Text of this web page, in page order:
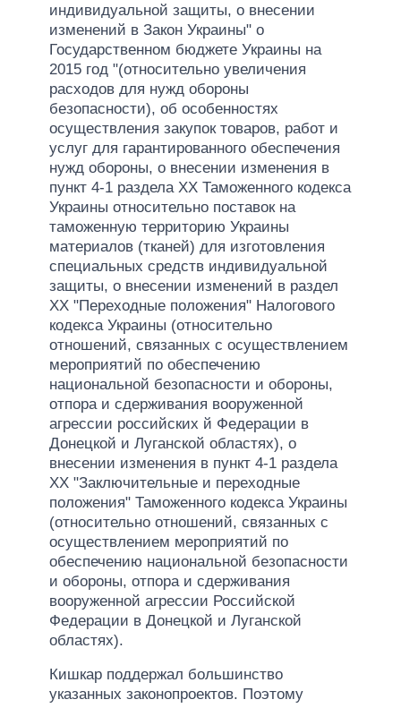
индивидуальной защиты, о внесении
изменений в Закон Украины" о
Государственном бюджете Украины на
2015 год "(относительно увеличения
расходов для нужд обороны
безопасности), об особенностях
осуществления закупок товаров, работ и
услуг для гарантированного обеспечения
нужд обороны, о внесении изменения в
пункт 4-1 раздела ХХ Таможенного кодекса
Украины относительно поставок на
таможенную территорию Украины
материалов (тканей) для изготовления
специальных средств индивидуальной
защиты, о внесении изменений в раздел
ХХ "Переходные положения" Налогового
кодекса Украины (относительно
отношений, связанных с осуществлением
мероприятий по обеспечению
национальной безопасности и обороны,
отпора и сдерживания вооруженной
агрессии российских й Федерации в
Донецкой и Луганской областях), о
внесении изменения в пункт 4-1 раздела
ХХ "Заключительные и переходные
положения" Таможенного кодекса Украины
(относительно отношений, связанных с
осуществлением мероприятий по
обеспечению национальной безопасности
и обороны, отпора и сдерживания
вооруженной агрессии Российской
Федерации в Донецкой и Луганской
областях).
Кишкар поддержал большинство
указанных законопроектов. Поэтому